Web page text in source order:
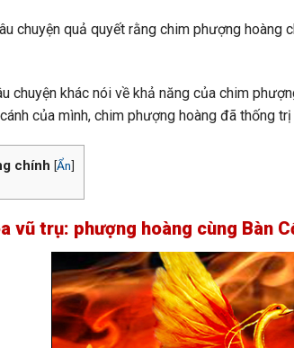
chuyện quả quyết rằng chim phượng
chuyện khác nói về khả năng của chim
của mình, chim phượng hoàng đã thống
chính [Ẩn]
vũ trụ: phượng hoàng cùng Bàn